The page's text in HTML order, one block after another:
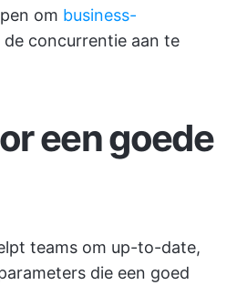
om business-
concurrentie aan te
een goede
teams om up-to-date,
die een goed